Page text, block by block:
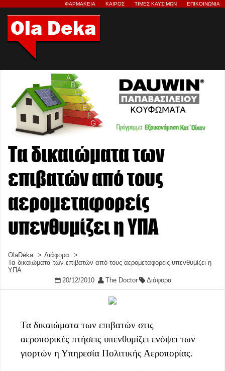
ΦΑΡΜΑΚΕΙΑ ΚΑΙΡΟΣ ΤΙΜΕΣ ΚΑΥΣΙΜΩΝ ΕΠΙΚΟΙΝΩΝΙΑ
Τα δικαιώματα των
επιβατών από τους
αερομεταφορείς
υπενθυμίζει η ΥΠΑ
OlaDeka
Διάφορα
Τα δικαιώματα των επιβατών από τους αερομεταφορείς υπενθυμίζει η
ΥΠΑ
20/12/2010
The Doctor Διάφορα
Τα δικαιώματα των επιβατών στις
αεροπορικές πτήσεις υπενθυμίζει ενόψει των
γιορτών η Υπηρεσία Πολιτικής Αεροπορίας.